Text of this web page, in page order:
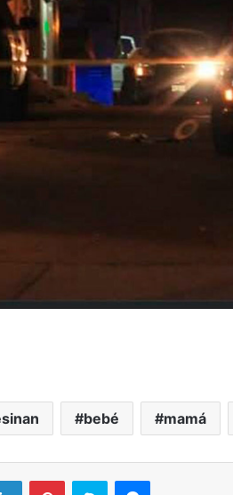
bebé mamá
LinkedInPinterestSkype Messenger